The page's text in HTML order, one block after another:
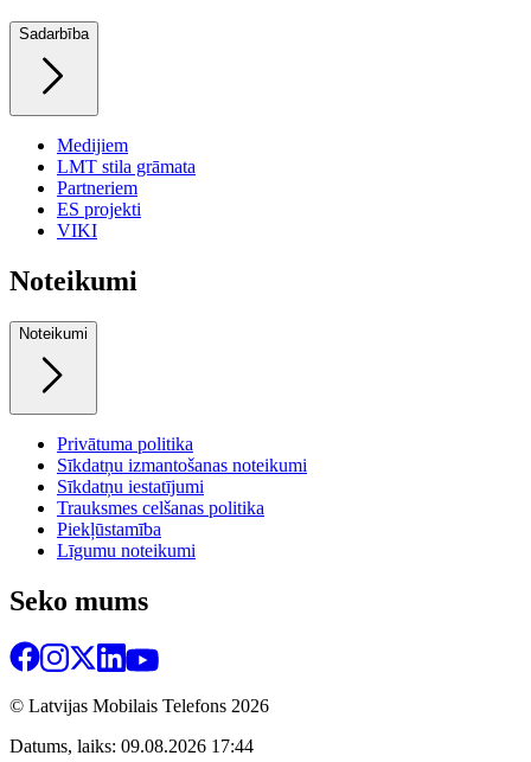
Sadarbība
Medijiem
LMT stila grāmata
Partneriem
ES projekti
VIKI
Noteikumi
Noteikumi
Privātuma politika
Sīkdatņu izmantošanas noteikumi
Sīkdatņu iestatījumi
Trauksmes celšanas politika
Piekļūstamība
Līgumu noteikumi
Seko mums
© Latvijas Mobilais Telefons 2026
Datums, laiks: 09.08.2026 17:44